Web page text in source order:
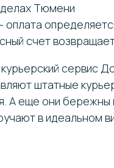
Тюмени
счет
сервис
штатные
А еще они бережны
в идеальном